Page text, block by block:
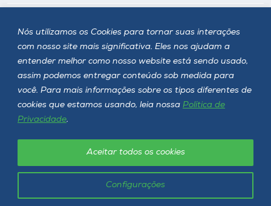
Nós utilizamos os Cookies para tornar suas interações
com nosso site mais significativa. Eles nos ajudam a
entender melhor como nosso website está sendo usado,
assim podemos entregar conteúdo sob medida para
você. Para mais informações sobre os tipos diferentes de
cookies que estamos usando, leia nossa Política de
Privacidade.
Configurações
Aceitar todos os cookies
Siga a Unoesc
Unoesc © 2026 - Todos os direitos reservados
Política de privacidade LGPD